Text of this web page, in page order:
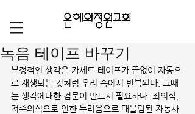
녹음 테이프 바꾸기
부정적인 생각은 카세트 테이프가 끝없이 자동으
로 재생되는 것처럼 우리 속에서 반복된다. 그때
는 생각에대한 검문이 반드시 필요하다. 죄의식,
저주의식으로 인한 두려움으로 대물림된 자동사